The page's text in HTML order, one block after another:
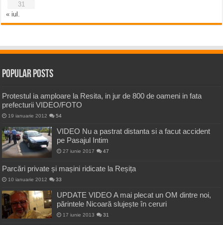
31
« iul.
Popular Posts
Protestul ia amploare la Resita, in jur de 800 de oameni in fata
prefecturii VIDEO/FOTO
19 ianuarie 2012 54
VIDEO Nu a pastrat distanta si a facut accident
pe Pasajul Intim
27 iunie 2017 47
Parcări private și mașini ridicate la Reșița
10 ianuarie 2012 33
UPDATE VIDEO A mai plecat un OM dintre noi,
părintele Nicoară slujește în ceruri
17 iunie 2013 31